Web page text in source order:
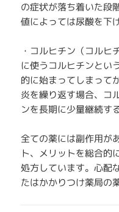
の症状が落ち着いた段
値によっては尿酸を下
・コルヒチン（コルヒ
に使うコルヒチンとい
的に始まってしまって
炎を繰り返す場合、コ
ンを長期に少量継続す
全ての薬には副作用が
ト、メリットを総合的
処方しています。心配
たはかかりつけ薬局の